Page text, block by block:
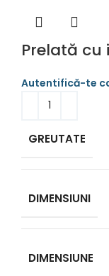
Prelată cu
GREUTATE
DIMENSIUNI
DIMENSIUNE